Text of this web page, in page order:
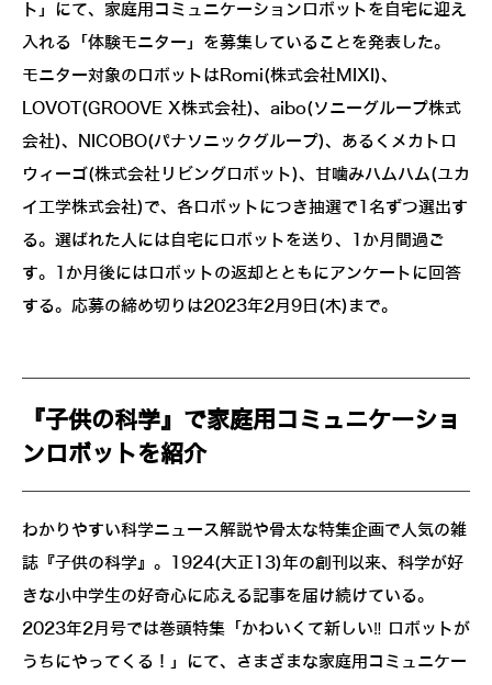
ト」にて、家庭用コミュニケーションロボットを自宅に迎え
入れる「体験モニター」を募集していることを発表した。
モニター対象のロボットはRomi(株式会社MIXI)、
LOVOT(GROOVE X株式会社)、aibo(ソニーグループ株式
会社)、NICOBO(パナソニックグループ)、あるくメカトロ
ウィーゴ(株式会社リビングロボット)、甘噛みハムハム(ユカ
イ工学株式会社)で、各ロボットにつき抽選で1名ずつ選出す
る。選ばれた人には自宅にロボットを送り、1か月間過ご
す。1か月後にはロボットの返却とともにアンケートに回答
する。応募の締め切りは2023年2月9日(木)まで。
『子供の科学』で家庭用コミュニケーショ
ンロボットを紹介
わかりやすい科学ニュース解説や骨太な特集企画で人気の雑
誌『子供の科学』。1924(大正13)年の創刊以来、科学が好
きな小中学生の好奇心に応える記事を届け続けている。
2023年2月号では巻頭特集「かわいくて新しい‼ ロボットが
うちにやってくる！」にて、さまざまな家庭用コミュニケー